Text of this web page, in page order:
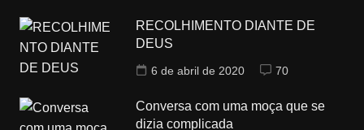
RECOLHIMENTO DIANTE DE
DEUS
6 de abril de 2020 70
Conversa com uma moça que se
dizia complicada